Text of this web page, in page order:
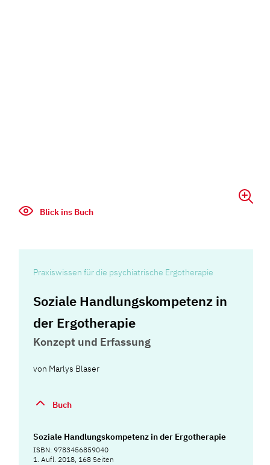
Blick ins Buch
Praxiswissen für die psychiatrische Ergotherapie
Soziale Handlungskompetenz in
der Ergotherapie
Konzept und Erfassung
von Marlys Blaser
Buch
Soziale Handlungskompetenz in der Ergotherapie
ISBN: 9783456859040
1. Aufl. 2018, 168 Seiten